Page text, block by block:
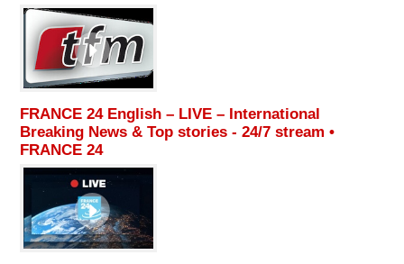
FRANCE 24 English – LIVE – International
Breaking News & Top stories - 24/7 stream •
FRANCE 24